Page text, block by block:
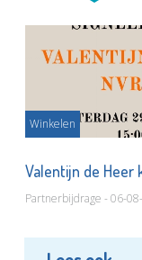
Winkelen
Valentijn de Heer
Partnerbijdrage - 06-